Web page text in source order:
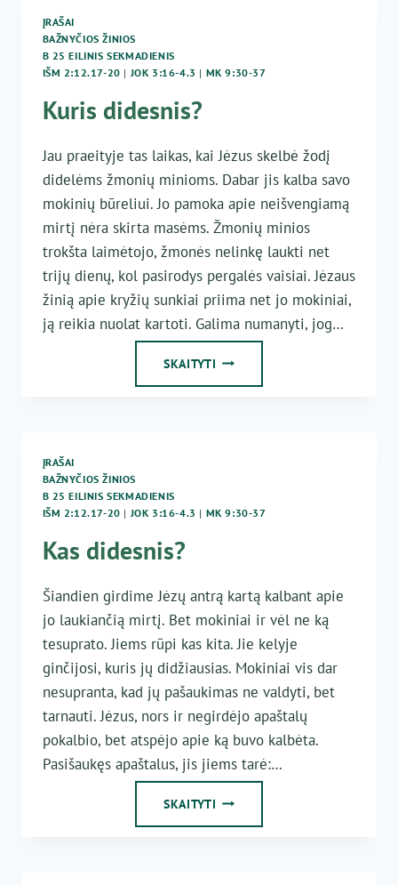
ĮRAŠAI
BAŽNYČIOS ŽINIOS
B 25 EILINIS SEKMADIENIS
IŠM 2:12.17-20 | JOK 3:16-4.3 | MK 9:30-37
Kuris didesnis?
Jau praeityje tas laikas, kai Jėzus skelbė žodį
didelėms žmonių minioms. Dabar jis kalba savo
mokinių būreliui. Jo pamoka apie neišvengiamą
mirtį nėra skirta masėms. Žmonių minios
trokšta laimėtojo, žmonės nelinkę laukti net
trijų dienų, kol pasirodys pergalės vaisiai. Jėzaus
žinią apie kryžių sunkiai priima net jo mokiniai,
ją reikia nuolat kartoti. Galima numanyti, jog…
SKAITYTI KURIS
ĮRAŠAI
BAŽNYČIOS ŽINIOS
B 25 EILINIS SEKMADIENIS
IŠM 2:12.17-20 | JOK 3:16-4.3 | MK 9:30-37
Kas didesnis?
Šiandien girdime Jėzų antrą kartą kalbant apie
jo laukiančią mirtį. Bet mokiniai ir vėl ne ką
tesuprato. Jiems rūpi kas kita. Jie kelyje
ginčijosi, kuris jų didžiausias. Mokiniai vis dar
nesupranta, kad jų pašaukimas ne valdyti, bet
tarnauti. Jėzus, nors ir negirdėjo apaštalų
pokalbio, bet atspėjo apie ką buvo kalbėta.
Pasišaukęs apaštalus, jis jiems tarė:…
SKAITYTI KAS